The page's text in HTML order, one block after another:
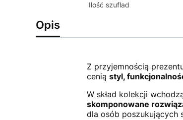
Ilość szuflad
Opis
Z przyjemnością
cenią styl,
W skład kolekcji
skomponowane
dla osób poszukujących